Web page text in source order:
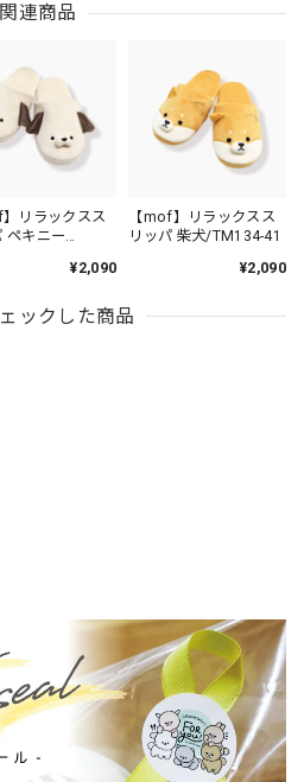
関連商品
】リラックスス
ペキニー
¥2,090
【mof】リラックスス
リッパ 柴犬/TM134-41
¥2,090
ックした商品